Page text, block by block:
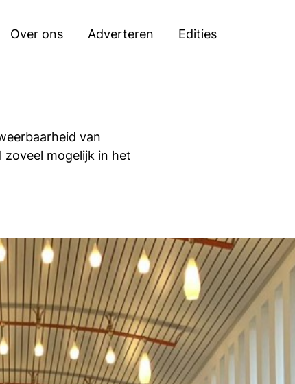
Over ons Adverteren Edities
van
mogelijk in het